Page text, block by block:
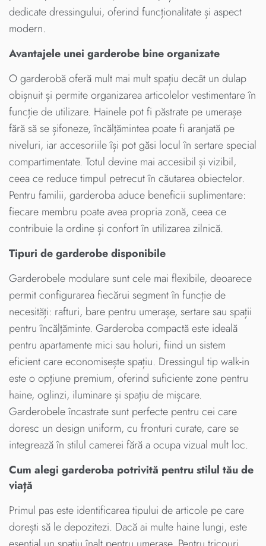
dedicate dressingului, oferind funcționalitate și aspect
modern.
Avantajele unei garderobe bine organizate
O garderobă oferă mult mai mult spațiu decât un dulap
obișnuit și permite organizarea articolelor vestimentare în
funcție de utilizare. Hainele pot fi păstrate pe umerașe
fără să se șifoneze, încălțămintea poate fi aranjată pe
niveluri, iar accesoriile își pot găsi locul în sertare special
compartimentate. Totul devine mai accesibil și vizibil,
ceea ce reduce timpul petrecut în căutarea obiectelor.
Pentru familii, garderoba aduce beneficii suplimentare:
fiecare membru poate avea propria zonă, ceea ce
contribuie la ordine și confort în utilizarea zilnică.
Tipuri de garderobe disponibile
Garderobele modulare sunt cele mai flexibile, deoarece
permit configurarea fiecărui segment în funcție de
necesități: rafturi, bare pentru umerașe, sertare sau spații
pentru încălțăminte. Garderoba compactă este ideală
pentru apartamente mici sau holuri, fiind un sistem
eficient care economisește spațiu. Dressingul tip walk-in
este o opțiune premium, oferind suficiente zone pentru
haine, oglinzi, iluminare și spațiu de mișcare.
Garderobele încastrate sunt perfecte pentru cei care
doresc un design uniform, cu fronturi curate, care se
integrează în stilul camerei fără a ocupa vizual mult loc.
Cum alegi garderoba potrivită pentru stilul tău de
viață
Primul pas este identificarea tipului de articole pe care
dorești să le depozitezi. Dacă ai multe haine lungi, este